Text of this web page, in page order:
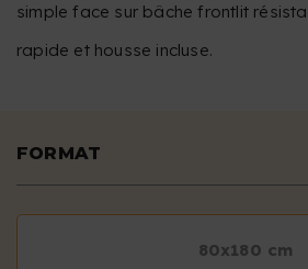
simple face sur bâche frontlit
rapide et housse incluse.
FORMAT
80x180 cm